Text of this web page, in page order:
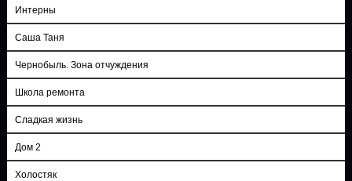
Интерны
Саша Таня
Чернобыль. Зона отчуждения
Школа ремонта
Сладкая жизнь
Дом 2
Холостяк